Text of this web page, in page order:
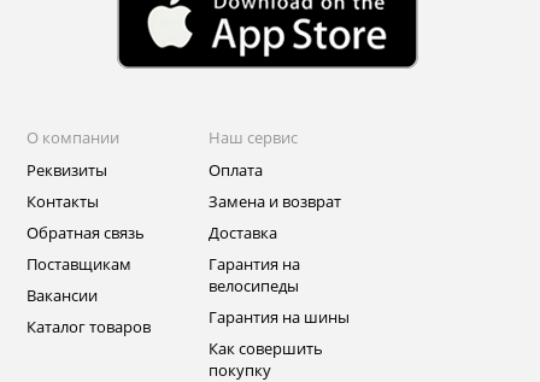
О компании
Реквизиты
Контакты
Обратная связь
Поставщикам
Вакансии
Каталог товаров
Наш сервис
Оплата
Замена и возврат
Доставка
Гарантия на
велосипеды
Гарантия на шины
Как совершить
покупку